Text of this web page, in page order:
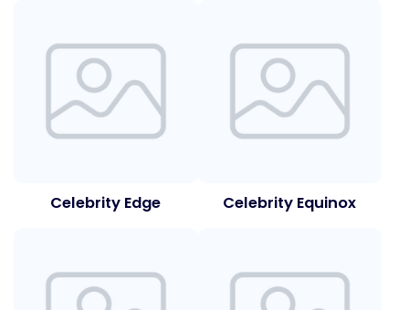
Celebrity Edge Celebrity Equinox